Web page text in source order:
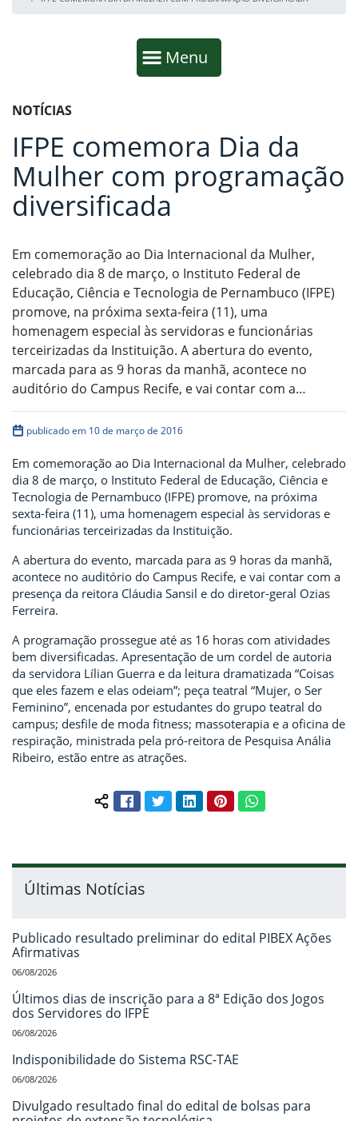
Mostrar
Menu
Fim da navegação
Início do conteúdo
NOTÍCIAS
IFPE comemora Dia da
Mulher com programação
diversificada
Em comemoração ao Dia Internacional da Mulher,
celebrado dia 8 de março, o Instituto Federal de
Educação, Ciência e Tecnologia de Pernambuco (IFPE)
promove, na próxima sexta-feira (11), uma
homenagem especial às servidoras e funcionárias
terceirizadas da Instituição. A abertura do evento,
marcada para as 9 horas da manhã, acontece no
auditório do Campus Recife, e vai contar com a…
publicado em 10 de março de 2016
Em comemoração ao Dia Internacional da Mulher, celebrado
dia 8 de março, o Instituto Federal de Educação, Ciência e
Tecnologia de Pernambuco (IFPE) promove, na próxima
sexta-feira (11), uma homenagem especial às servidoras e
funcionárias terceirizadas da Instituição.
A abertura do evento, marcada para as 9 horas da manhã,
acontece no auditório do Campus Recife, e vai contar com a
presença da reitora Cláudia Sansil e do diretor-geral Ozias
Ferreira.
A programação prossegue até as 16 horas com atividades
bem diversificadas. Apresentação de um cordel de autoria
da servidora Lílian Guerra e da leitura dramatizada “Coisas
que eles fazem e elas odeiam”; peça teatral “Mujer, o Ser
Feminino”, encenada por estudantes do grupo teatral do
campus; desfile de moda fitness; massoterapia e a oficina de
respiração, ministrada pela pró-reitora de Pesquisa Anália
Ribeiro, estão entre as atrações.
Compartilhar conteúdo:
FacebookTwitterLinkedInPinterestWhatsApp
Últimas Notícias
Publicado resultado preliminar do edital PIBEX Ações
Afirmativas
06/08/2026
Últimos dias de inscrição para a 8ª Edição dos Jogos
dos Servidores do IFPE
06/08/2026
Indisponibilidade do Sistema RSC-TAE
06/08/2026
Divulgado resultado final do edital de bolsas para